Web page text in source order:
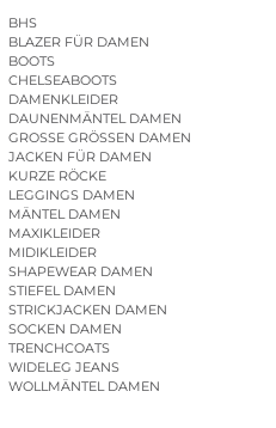
BHS
BLAZER FÜR DAMEN
BOOTS
CHELSEABOOTS
DAMENKLEIDER
DAUNENMÄNTEL DAMEN
GROSSE GRÖSSEN DAMEN
JACKEN FÜR DAMEN
KURZE RÖCKE
LEGGINGS DAMEN
MÄNTEL DAMEN
MAXIKLEIDER
MIDIKLEIDER
SHAPEWEAR DAMEN
STIEFEL DAMEN
STRICKJACKEN DAMEN
SOCKEN DAMEN
TRENCHCOATS
WIDELEG JEANS
WOLLMÄNTEL DAMEN